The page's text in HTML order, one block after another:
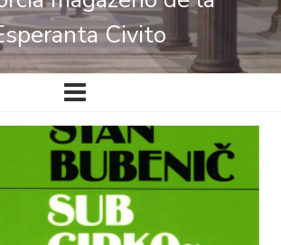
Civito
Ĉefa
navigado